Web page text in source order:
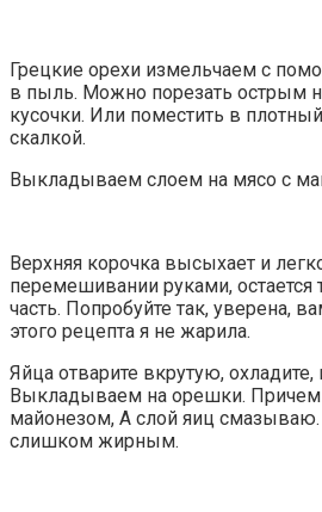
Грецкие орехи измельчаем с
в пыль. Можно порезать острым
кусочки. Или поместить в
скалкой.
Выкладываем слоем на мясо с
Верхняя корочка высыхает и
перемешивании руками, остается
часть. Попробуйте так, уверена,
этого рецепта я не жарила.
Яйца отварите вкрутую, охладите,
Выкладываем на орешки.
майонезом, А слой яиц
слишком жирным.